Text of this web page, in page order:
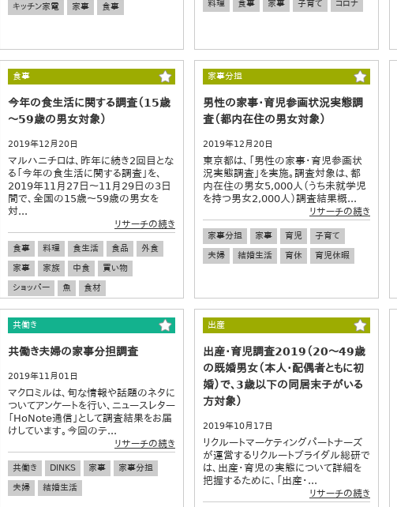
キッチン家電
家事 食事 料理 食事 家事 子育て コロナ
食事
今年の食生活に関する調査（15歳
～59歳の男女対象）
2019年12月20日
マルハニチロは、昨年に続き2回目とな
る「今年の食生活に関する調査」を、
2019年11月27日～11月29日の3日
間で、全国の15歳～59歳の男女を
対...
リサーチの続き
食事 料理 食生活 食品
外食
家事
家族 中食
買い物
ショッパー
魚 食材
家事分担
男性の家事・育児参画状況実態調
査（都内在住の男女対象）
2019年12月20日
東京都は、「男性の家事・育児参画状
況実態調査」を実施。調査対象は、都
内在住の男女5,000人（うち未就学児
を持つ男女2,000人）調査結果概...
リサーチの続き
家事分担 家事 育児
子育て
夫婦
結婚生活 育休 育児休暇
共働き
共働き夫婦の家事分担調査
2019年11月01日
マクロミルは、旬な情報や話題のネタに
ついてアンケートを行い、ニュースレター
「HoNote通信」として調査結果をお届
けしています。今回のテ...
リサーチの続き
共働き DINKS 家事
家事分担
夫婦
結婚生活
出産
出産・育児調査2019（20～49歳
の既婚男女（本人・配偶者ともに初
婚）で、3歳以下の同居末子がいる
方対象）
2019年10月17日
リクルートマーケティングパートナーズ
が運営するリクルートブライダル総研で
は、出産・育児の実態について詳細を
把握するために、「出産・...
リサーチの続き